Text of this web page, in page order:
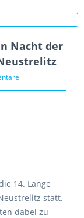
Nacht der
14. Lange
statt.
dabei zu